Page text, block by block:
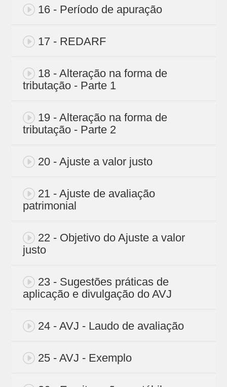
16 - Período de apuração
17 - REDARF
18 - Alteração na forma de
tributação - Parte 1
19 - Alteração na forma de
tributação - Parte 2
20 - Ajuste a valor justo
21 - Ajuste de avaliação
patrimonial
22 - Objetivo do Ajuste a valor
justo
23 - Sugestões práticas de
aplicação e divulgação do AVJ
24 - AVJ - Laudo de avaliação
25 - AVJ - Exemplo